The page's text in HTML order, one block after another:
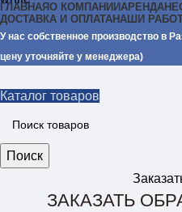
ГЛАВНАЯО КОМПАНИИАРЕНДА
ДОСТАВКА И ОПЛАТАНАШИ
У нас собственное производство в
цену уточняйте у менеджера)
Каталог товаров
Поиск
ЗАКАЗАТЬ